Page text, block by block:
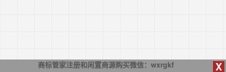
X
商标管家注册和闲置商源购买微信：wxrgkf